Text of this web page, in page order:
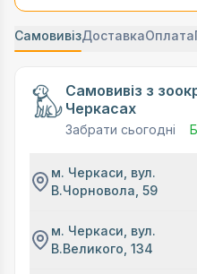
СамовивізДоставкаОплата
Самовивіз з
Черкасах
Забрати сьогодні
м. Черкаси, вул.
В.Чорновола, 59
м. Черкаси, вул.
В.Великого, 134